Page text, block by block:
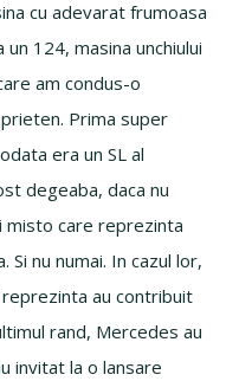
cu adevarat frumoasa
124, masina unchiului
am condus-o
Prima super
era un SL al
degeaba, daca nu
misto care reprezinta
Si nu numai. In cazul lor,
au contribuit
rand, Mercedes au
invitat la o lansare